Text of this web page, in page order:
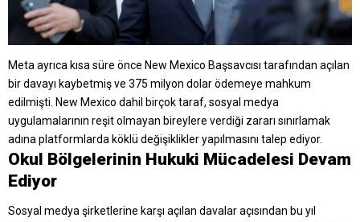
Meta ayrıca kısa süre önce New Mexico Başsavcısı tarafından açılan
bir davayı kaybetmiş ve 375 milyon dolar ödemeye mahkum
edilmişti. New Mexico dahil birçok taraf, sosyal medya
uygulamalarının reşit olmayan bireylere verdiği zararı sınırlamak
adına platformlarda köklü değişiklikler yapılmasını talep ediyor.
Okul Bölgelerinin Hukuki Mücadelesi Devam
Ediyor
Sosyal medya şirketlerine karşı açılan davalar açısından bu yıl